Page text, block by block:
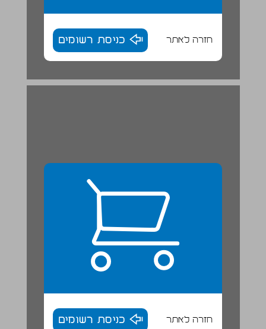
חזרה לאתר כניסת רשומים
חזרה לאתר כניסת רשומים